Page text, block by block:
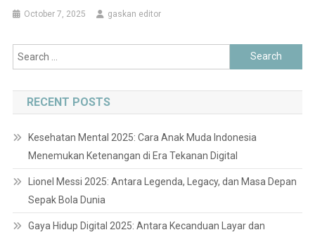
October 7, 2025 gaskan editor
Search
for:
RECENT POSTS
Kesehatan Mental 2025: Cara Anak Muda Indonesia
Menemukan Ketenangan di Era Tekanan Digital
Lionel Messi 2025: Antara Legenda, Legacy, dan Masa Depan
Sepak Bola Dunia
Gaya Hidup Digital 2025: Antara Kecanduan Layar dan